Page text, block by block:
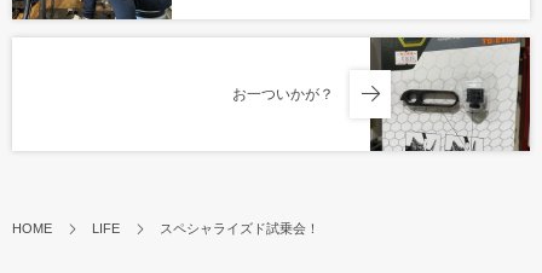
お一ついかが？
HOME LIFE スペシャライズド試乗会！